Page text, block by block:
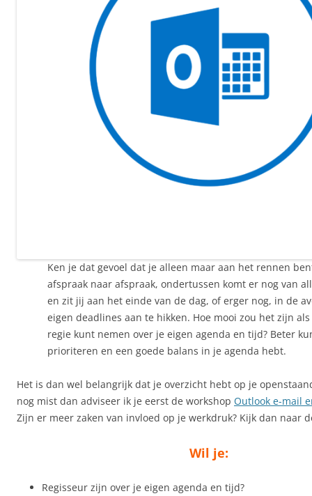
Ken je dat gevoel dat je alleen maar aan het rennen
afspraak naar afspraak, ondertussen komt er nog van
en zit jij aan het einde van de dag, of erger nog, in de
eigen deadlines aan te hikken. Hoe mooi zou het zijn
regie kunt nemen over je eigen agenda en tijd? Beter
prioriteren en een goede balans in je agenda hebt.
Het is dan wel belangrijk dat je overzicht hebt op je
nog mist dan adviseer ik je eerst de workshop Outlook e-mail
Zijn er meer zaken van invloed op je werkdruk? Kijk dan naar
Wil je:
Regisseur zijn over je eigen agenda en tijd?